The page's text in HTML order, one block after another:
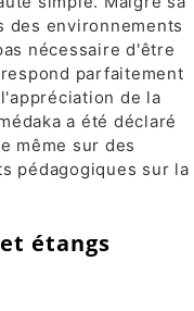
des environnements
nécessaire d'être
parfaitement
de la
a été déclaré
même sur des
pédagogiques sur la
étangs